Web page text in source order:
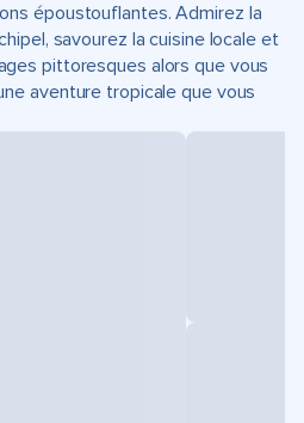
époustouflantes. Admirez la
savourez la cuisine locale et
pittoresques alors que vous
aventure tropicale que vous